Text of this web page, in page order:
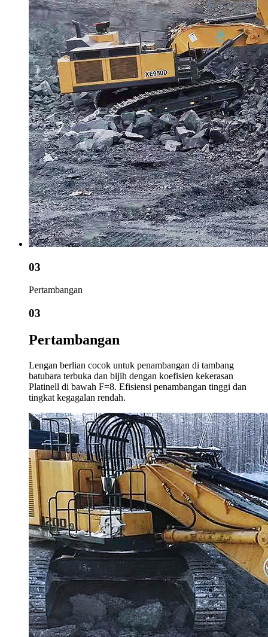
03
Pertambangan
03
Pertambangan
Lengan berlian cocok untuk penambangan di tambang
batubara terbuka dan bijih dengan koefisien kekerasan
Platinell di bawah F=8. Efisiensi penambangan tinggi dan
tingkat kegagalan rendah.